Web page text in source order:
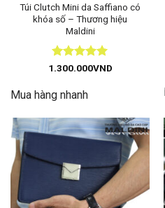
Túi Clutch Mini da Saffiano có
khóa số – Thương hiệu
Maldini
Được xếp
sao
1.300.000VND
Mua hàng nhanh